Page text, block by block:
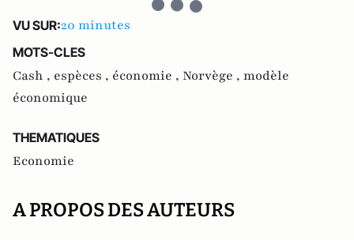
VU SUR:20 minutes
MOTS-CLES
Cash , espèces , économie , Norvège , modèle
économique
THEMATIQUES
Economie
A PROPOS DES AUTEURS